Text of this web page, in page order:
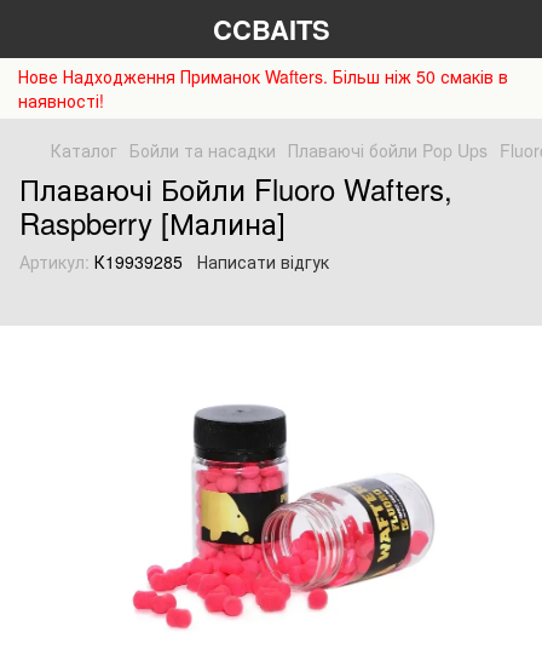
CCBAITS
Нове Надходження Приманок Wafters. Більш ніж 50 смаків в
наявності!
Каталог Бойли та насадки Плаваючі бойли Pop Ups
Плаваючі Бойли Fluoro Wafters,
Raspberry [Малина]
Артикул: К19939285 Написати відгук